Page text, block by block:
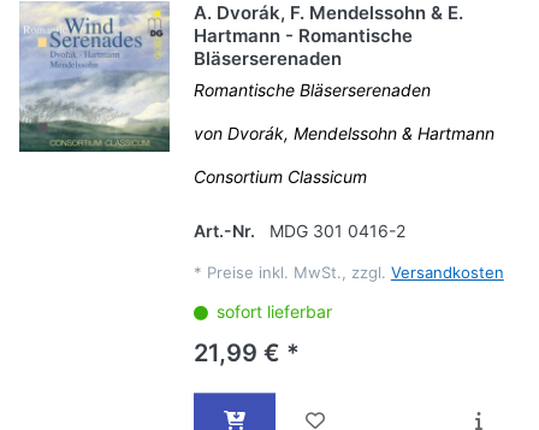
A. Dvorák, F. Mendelssohn & E.
Hartmann - Romantische
Bläserserenaden
Romantische Bläserserenaden
von Dvorák, Mendelssohn & Hartmann
Consortium Classicum
Art.-Nr. MDG 301 0416-2
* Preise inkl. MwSt., zzgl. Versandkosten
sofort lieferbar
21,99 € *